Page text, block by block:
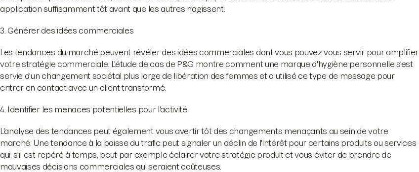
application suffisamment tôt avant que les autres n'agissent.
3. Générer des idées commerciales
Les tendances du marché peuvent révéler des idées commerciales dont vous pouvez vous servir pour amplifier
votre stratégie commerciale. L'étude de cas de P&G montre comment une marque d'hygiène personnelle s'est
servie d'un changement sociétal plus large de libération des femmes et a utilisé ce type de message pour
entrer en contact avec un client transformé.
4. Identifier les menaces potentielles pour l'activité
L'analyse des tendances peut également vous avertir tôt des changements menaçants au sein de votre
marché. Une tendance à la baisse du trafic peut signaler un déclin de l'intérêt pour certains produits ou services
qui, s'il est repéré à temps, peut par exemple éclairer votre stratégie produit et vous éviter de prendre de
mauvaises décisions commerciales qui seraient coûteuses.